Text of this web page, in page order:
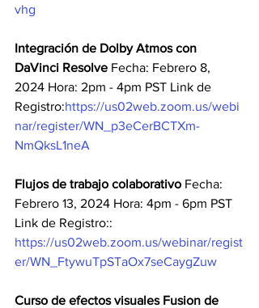
vhg
Integración de Dolby Atmos con
DaVinci Resolve Fecha: Febrero 8,
2024 Hora: 2pm - 4pm PST Link de
Registro:https://us02web.zoom.us/webi
nar/register/WN_p3eCerBCTXm-
NmQksL1neA
Flujos de trabajo colaborativo Fecha:
Febrero 13, 2024 Hora: 4pm - 6pm PST
Link de Registro::
https://us02web.zoom.us/webinar/regist
er/WN_FtywuTpSTaOx7seCaygZuw
Curso de efectos visuales Fusion de